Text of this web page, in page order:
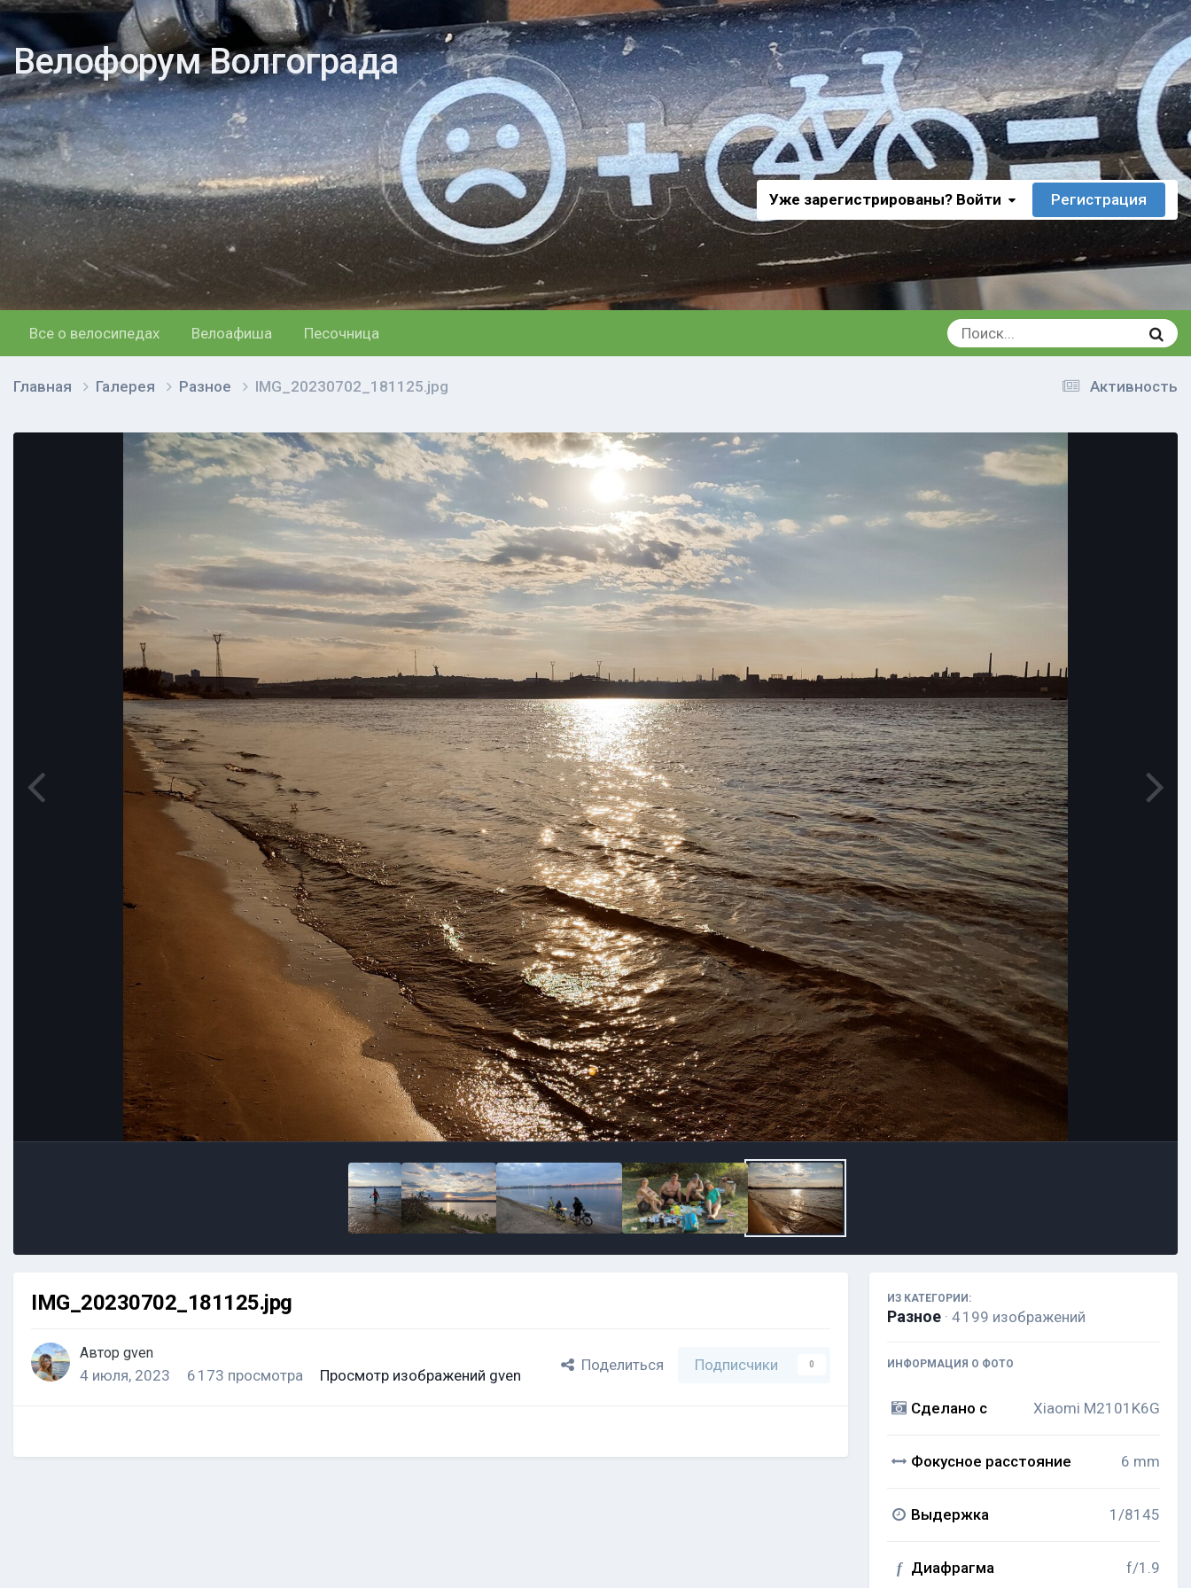
Велофорум Волгограда
Уже зарегистрированы? Войти Регистрация
Все о велосипедах Велоафиша Песочница
Активность
Главная Галерея Разное IMG_20230702_181125.jpg
IMG_20230702_181125.jpg
Автор gven
4 июля, 2023 6 173 просмотра Просмотр изображений gven
Поделиться Подписчики 0
ИЗ КАТЕГОРИИ:
Разное · 4 199 изображений
ИНФОРМАЦИЯ О ФОТО
Сделано с Xiaomi M2101K6G
Фокусное расстояние 6 mm
Выдержка 1/8145
f Диафрагма f/1.9